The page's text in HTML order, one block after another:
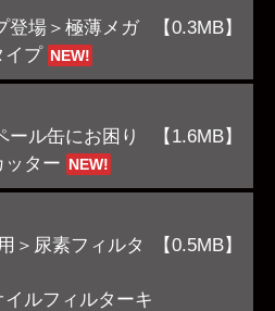
登場＞極薄メガ
イプ NEW!
【0.3MB】
ール缶にお困り
ッター NEW!
【1.6MB】
＞尿素フィルタ
ルフィルターキ
【0.5MB】